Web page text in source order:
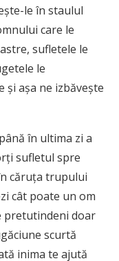
le în staulul
care le
sufletele le
le
şi aşa ne izbăveşte
în ultima zi a
sufletul spre
căruţa trupului
cât poate un om
pretutindeni doar
scurtă
inima te ajută